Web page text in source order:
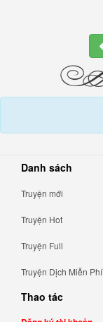
Danh sách
Truyện mới
Truyện Hot
Truyện Full
Truyện Dịch Miễn Phí
Thao tác